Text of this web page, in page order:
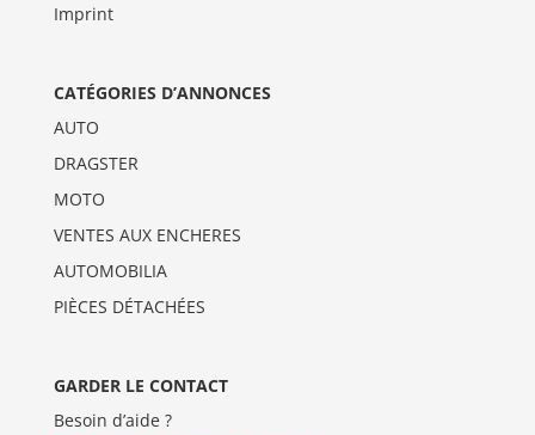
Imprint
CATÉGORIES D’ANNONCES
AUTO
DRAGSTER
MOTO
VENTES AUX ENCHERES
AUTOMOBILIA
PIÈCES DÉTACHÉES
GARDER LE CONTACT
Besoin d’aide ?